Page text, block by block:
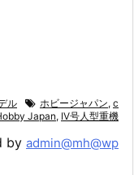
ル ホビージャパン, c
Japan, IV号人型重機
by admin@mh@wp